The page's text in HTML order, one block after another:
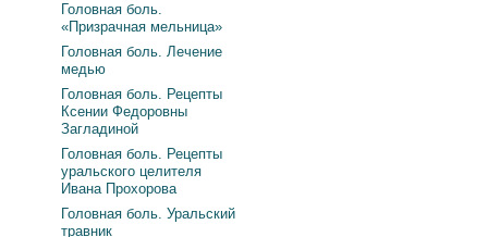
Головная боль.
«Призрачная мельница»
Головная боль. Лечение
медью
Головная боль. Рецепты
Ксении Федоровны
Загладиной
Головная боль. Рецепты
уральского целителя
Ивана Прохорова
Головная боль. Уральский
травник